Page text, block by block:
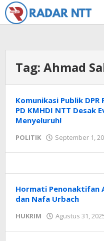
Lewati
ke
konten
Tag: Ahmad
Komunikasi Publik DPR
PD KMHDI NTT Desak
Menyeluruh!
POLITIK September 1,
Hormati Penonaktifan
dan Nafa Urbach
HUKRIM Agustus 31,